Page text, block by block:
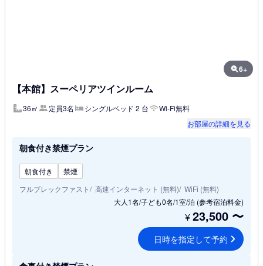
6+
【本館】スーペリアツインルーム
36㎡ 定員3名 シングルベッド 2 台
Wi-Fi無料
お部屋の詳細を見る
朝食付き禁煙プラン
朝食付き
禁煙
フルブレックファスト
高速インターネット (無料) WiFi (無料)
大人1名/子ども0名/1室/泊 (参考宿泊料金)
¥23,500 〜
日時を指定して予約